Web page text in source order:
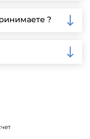
и надежной
?
о